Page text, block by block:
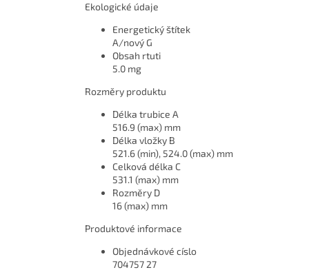
Ekologické údaje
Energetický štítek
A/nový G
Obsah rtuti
5.0 mg
Rozměry produktu
Délka trubice A
516.9 (max) mm
Délka vložky B
521.6 (min), 524.0 (max) mm
Celková délka C
531.1 (max) mm
Rozměry D
16 (max) mm
Produktové informace
Objednávkové císlo
704757 27